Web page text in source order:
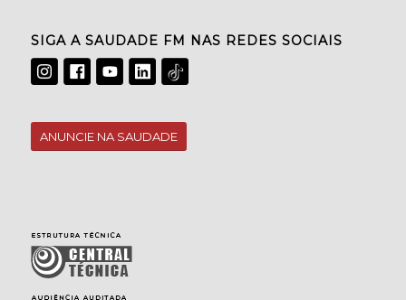
SIGA A SAUDADE FM NAS REDES SOCIAIS
ANUNCIE NA SAUDADE